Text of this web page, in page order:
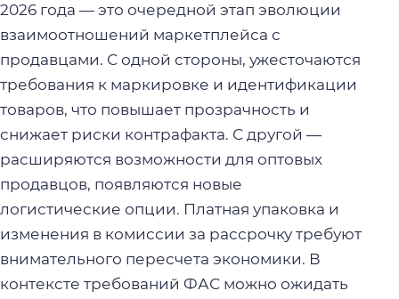
2026 года — это очередной этап эволюции
взаимоотношений маркетплейса с
продавцами. С одной стороны, ужесточаются
требования к маркировке и идентификации
товаров, что повышает прозрачность и
снижает риски контрафакта. С другой —
расширяются возможности для оптовых
продавцов, появляются новые
логистические опции. Платная упаковка и
изменения в комиссии за рассрочку требуют
внимательного пересчета экономики. В
контексте требований ФАС можно ожидать